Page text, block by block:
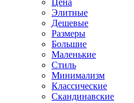
Цена
Элитные
Дешевые
Размеры
Большие
Маленькие
Стиль
Минимализм
Классические
Скандинавские